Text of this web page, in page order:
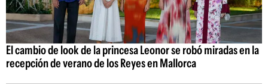
El cambio de look de la princesa Leonor se robó miradas en la
recepción de verano de los Reyes en Mallorca